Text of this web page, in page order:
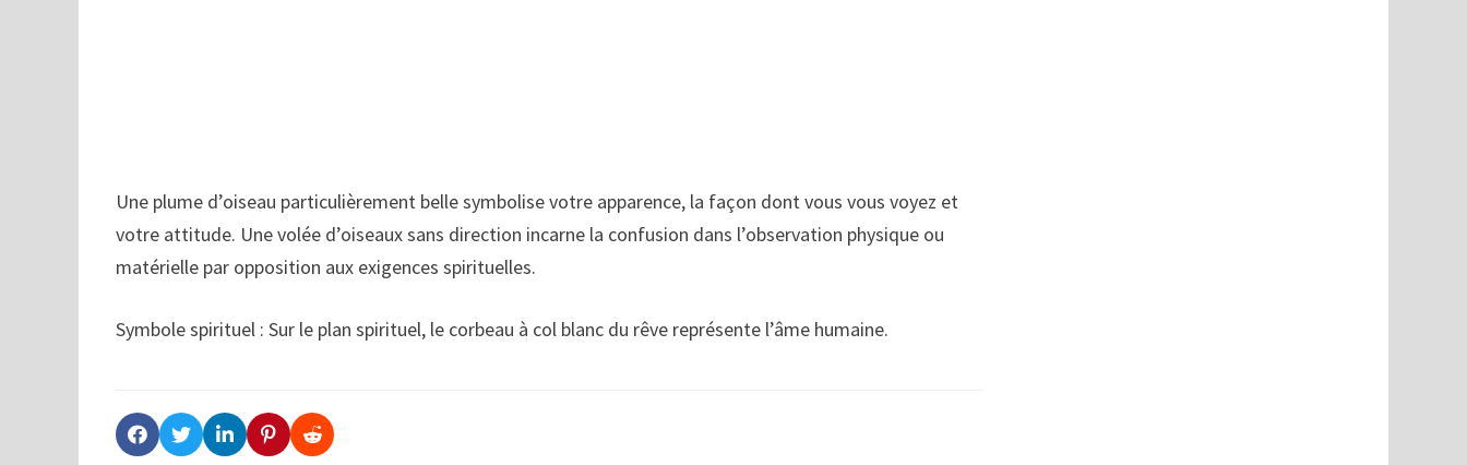
Une plume d’oiseau particulièrement belle symbolise votre apparence, la façon dont vous vous voyez et
votre attitude. Une volée d’oiseaux sans direction incarne la confusion dans l’observation physique ou
matérielle par opposition aux exigences spirituelles.
Symbole spirituel : Sur le plan spirituel, le corbeau à col blanc du rêve représente l’âme humaine.